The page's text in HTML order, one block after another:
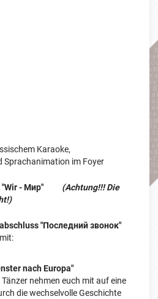
Karaoke,
Sprachanimation im Foyer
"Wir - Мир"
(Achtung!!! Die
"Последний звонок"
nach Europa"
nehmen euch mit auf eine
die wechselvolle Geschichte